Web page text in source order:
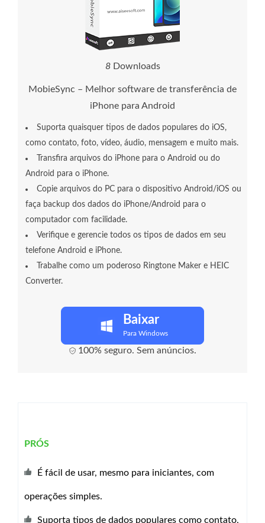
13 Downloads
MobieSync – Melhor software de transferência de
iPhone para Android
Suporta quaisquer tipos de dados populares do iOS,
como contato, foto, vídeo, áudio, mensagem e muito mais.
Transfira arquivos do iPhone para o Android ou do
Android para o iPhone.
Copie arquivos do PC para o dispositivo Android/iOS ou
faça backup dos dados do iPhone/Android para o
computador com facilidade.
Verifique e gerencie todos os tipos de dados em seu
telefone Android e iPhone.
Trabalhe como um poderoso Ringtone Maker e HEIC
Converter.
Baixar
Para Windows
100% seguro. Sem anúncios.
PRÓS
É fácil de usar, mesmo para iniciantes, com
operações simples.
Suporta tipos de dados populares como contato,